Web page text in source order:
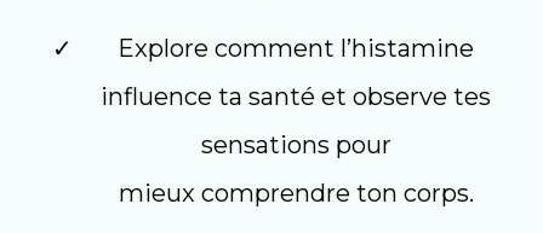
Explore comment l’histamine
influence ta santé et observe tes
sensations pour
mieux comprendre ton corps.